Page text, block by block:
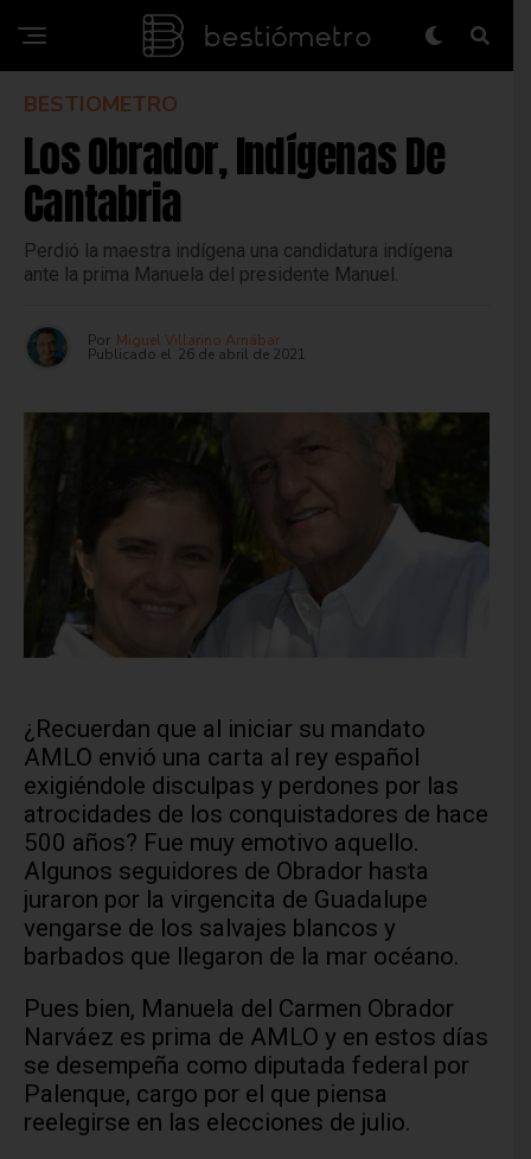
BESTIOMETRO
Los Obrador, Indígenas De
Cantabria
Perdió la maestra indígena una candidatura indígena
ante la prima Manuela del presidente Manuel.
Por Miguel Villarino Arnábar
Publicado el 26 de abril de 2021
¿Recuerdan que al iniciar su mandato
AMLO envió una carta al rey español
exigiéndole disculpas y perdones por las
atrocidades de los conquistadores de hace
500 años? Fue muy emotivo aquello.
Algunos seguidores de Obrador hasta
juraron por la virgencita de Guadalupe
vengarse de los salvajes blancos y
barbados que llegaron de la mar océano.
Pues bien, Manuela del Carmen Obrador
Narváez es prima de AMLO y en estos días
se desempeña como diputada federal por
Palenque, cargo por el que piensa
reelegirse en las elecciones de julio.